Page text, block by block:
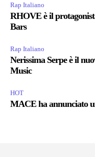
Rap Italiano
RHOVE è il
Bars
Rap Italiano
Nerissima Serpe è il
Music
HOT
MACE ha annunciato